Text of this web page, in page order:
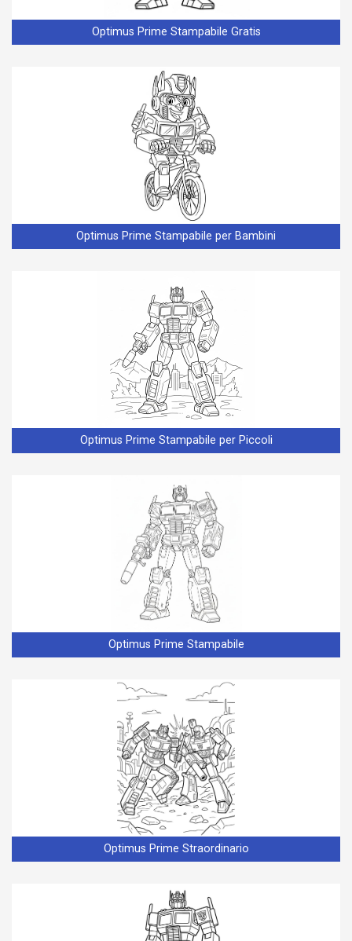
Optimus Prime Stampabile Gratis
Optimus Prime Stampabile per Bambini
Optimus Prime Stampabile per Piccoli
Optimus Prime Stampabile
Optimus Prime Straordinario